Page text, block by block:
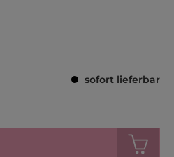
sofort lieferbar